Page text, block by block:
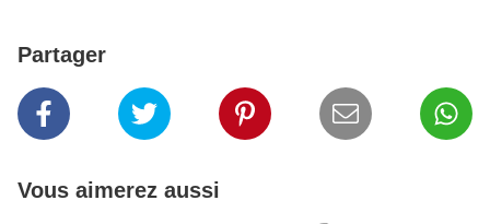
Partager
Vous aimerez aussi